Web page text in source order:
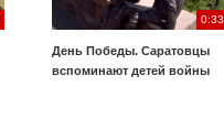
0:33
День Победы. Саратовцы
вспоминают детей войны